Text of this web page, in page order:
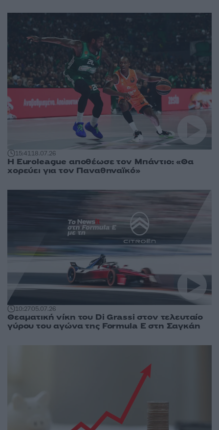
15:4118.07.26
Η Euroleague αποθέωσε τον Μπάντιο: «Θα
χορεύει για τον Παναθηναϊκό»
10:2705.07.26
Θεαματική νίκη του Di Grassi στον τελευταίο
γύρου του αγώνα της Formula E στη Σαγκάη